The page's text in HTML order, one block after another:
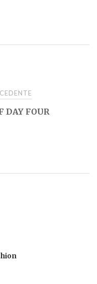
DAY FOUR